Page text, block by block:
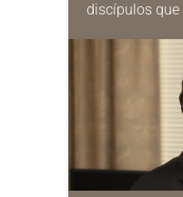
discípulos
Mirando a los
“¿También
marcharse?”